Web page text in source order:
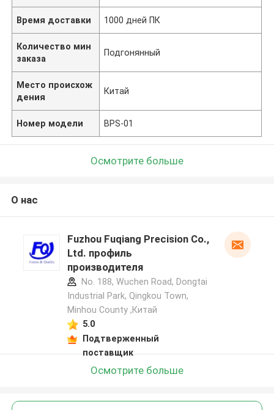
Время доставки 1000 дней ПК
Количество мин
заказа
Подгонянный
Место происхож
дения
Китай
Номер модели BPS-01
Осмотрите больше
О нас
Fuzhou Fuqiang Precision Co.,
Ltd. профиль
производителя
No. 188, Wuchen Road, Dongtai
Industrial Park, Qingkou Town,
Minhou County ,Китай
5.0
Подтверженный
поставщик
Осмотрите больше